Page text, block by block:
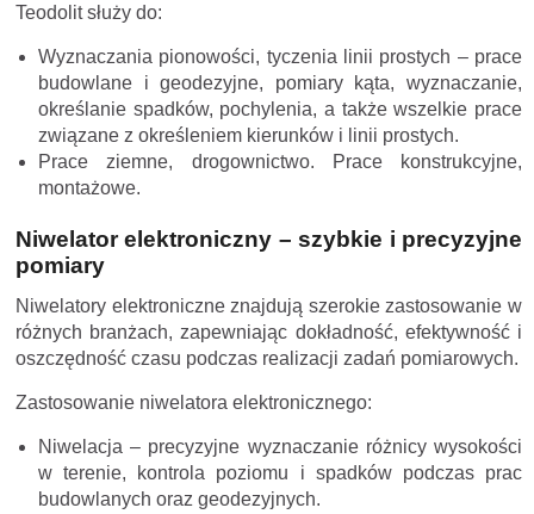
Teodolit służy do:
Wyznaczania pionowości, tyczenia linii prostych – prace
budowlane i geodezyjne, pomiary kąta, wyznaczanie,
określanie spadków, pochylenia, a także wszelkie prace
związane z określeniem kierunków i linii prostych.
Prace ziemne, drogownictwo. Prace konstrukcyjne,
montażowe.
Niwelator elektroniczny – szybkie i precyzyjne
pomiary
Niwelatory elektroniczne znajdują szerokie zastosowanie w
różnych branżach, zapewniając dokładność, efektywność i
oszczędność czasu podczas realizacji zadań pomiarowych.
Zastosowanie niwelatora elektronicznego:
Niwelacja – precyzyjne wyznaczanie różnicy wysokości
w terenie, kontrola poziomu i spadków podczas prac
budowlanych oraz geodezyjnych.